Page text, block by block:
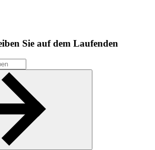
Sie auf dem Laufenden